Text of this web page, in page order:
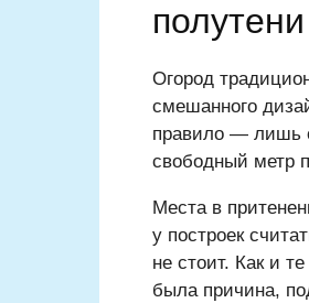
полутени
Огород
смешанного
правило — лишь
свободный метр
Места в
у построек
не стоит. Как и
была причина,